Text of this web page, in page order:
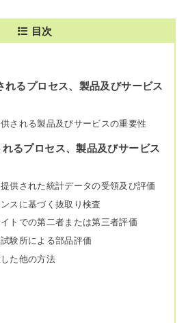
目次
れるプロセス、製品及びサービス
される製品及びサービスの重要性
るプロセス、製品及びサービス
供された統計データの受領及び評価
スに基づく抜取り検査
トでの第二者または第三者評価
験所による部品評価
た他の方法